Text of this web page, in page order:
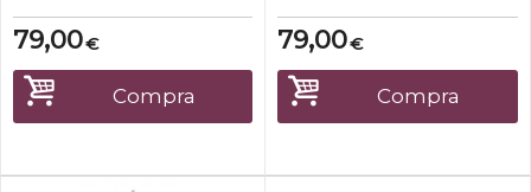
€
79,00
Compra
€
79,00
Compra